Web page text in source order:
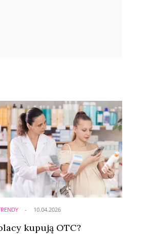
kupują OTC?
10.04.2026